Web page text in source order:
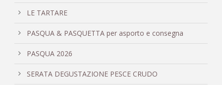
LE TARTARE
PASQUA & PASQUETTA per asporto e consegna
PASQUA 2026
SERATA DEGUSTAZIONE PESCE CRUDO